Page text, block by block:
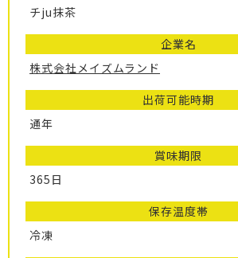
チju抹茶
企業名
株式会社メイズムランド
出荷可能時期
通年
賞味期限
365日
保存温度帯
冷凍